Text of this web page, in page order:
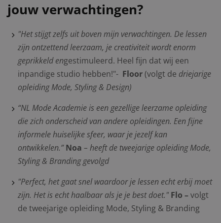
jouw verwachtingen?
"Het stijgtzelfs uit boven mijn verwachtingen. De lessen
zijn ontzettend leerzaam, je creativiteit wordt enorm
geprikkeld engestimuleerd. Heel fijn dat wij een
inpandige studio hebben!"- Floor(volgt de driejarige
opleiding Mode, Styling & Design)
“NL Mode Academie is een gezellige leerzame opleiding
die zich onderscheid van andere opleidingen. Een fijne
informele huiselijke sfeer, waar je jezelf kan
ontwikkelen.” Noa – heeft de tweejarige opleiding Mode,
Styling & Branding gevolgd
"Perfect, het gaat snel waardoor je lessen echt erbij moet
zijn. Het is echt haalbaar als je je best doet." Flo –volgt
de tweejarige opleiding Mode, Styling & Branding